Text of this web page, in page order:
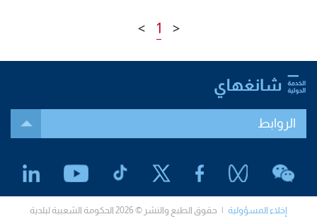
<
1
>
الروابط
إخلاء المسؤولية
| حقوق الطبع والنشر © 2026 الحكومة الشعبية لبلدية